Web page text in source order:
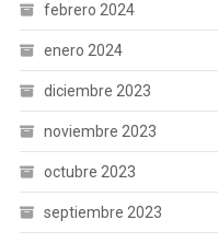
febrero 2024
enero 2024
diciembre 2023
noviembre 2023
octubre 2023
septiembre 2023